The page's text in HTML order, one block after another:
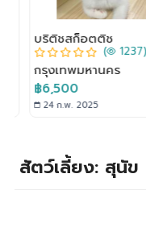
บริติชสก็อตติช
( 1237)
กรุงเทพมหานคร
฿6,500
24 ก.พ. 2025
สัตว์เลี้ยง: สุนัข